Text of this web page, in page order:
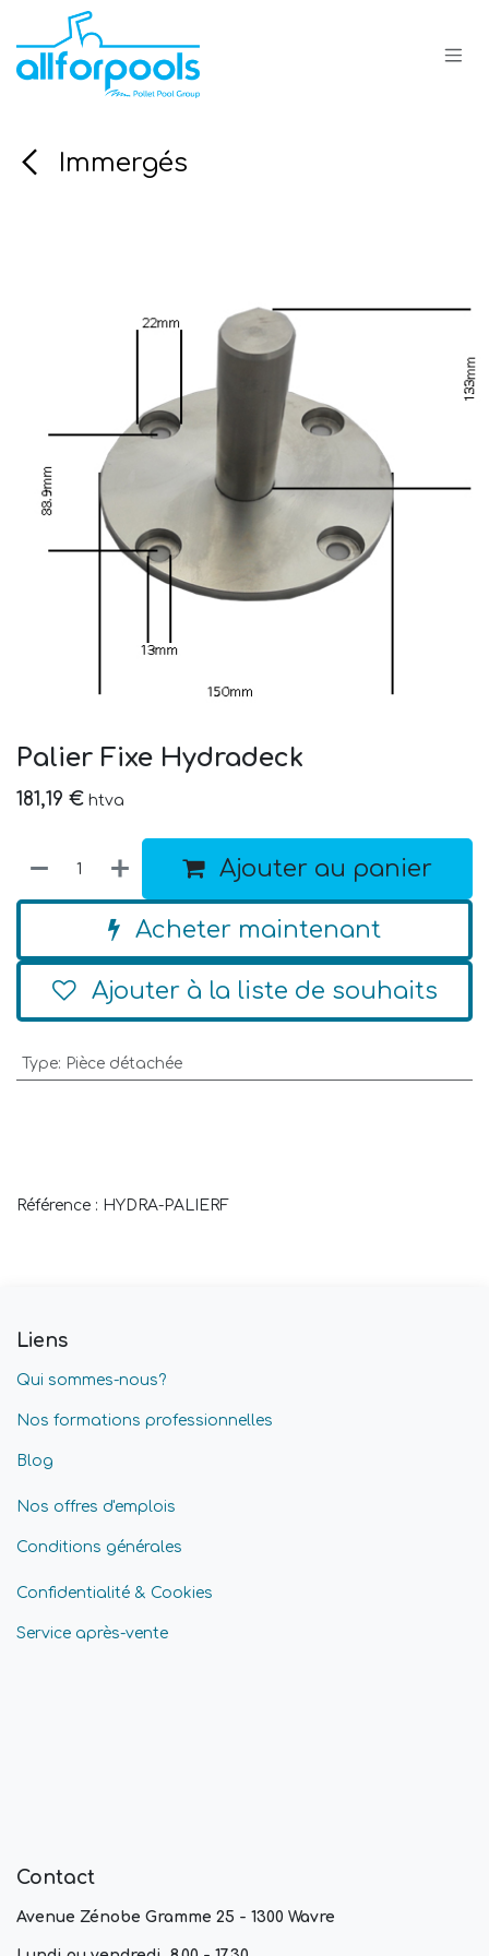
Se rendre au contenu
Immergés
Palier Fixe Hydradeck
181,19 € htva
Ajouter au panier
Acheter maintenant
Ajouter à la liste de souhaits
Type: Pièce détachée
Référence : HYDRA-PALIERF
Liens
Qui sommes-nous?
Nos formations professionnelles
Blog
Nos offres d'emplois
Conditions générales
Confidentialité & Cookies
Service après-vente
Contact
Avenue Zénobe Gramme 25 - 1300 Wavre